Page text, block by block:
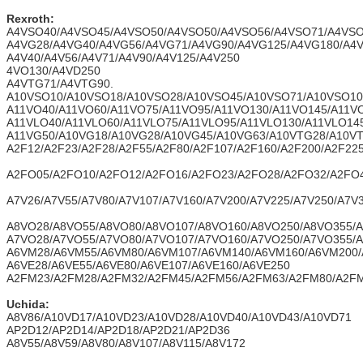
Rexroth:
A4VSO40/A4VSO45/A4VSO50/A4VSO50/A4VSO56/A4VSO71/
A4VG28/A4VG40/A4VG56/A4VG71/A4VG90/A4VG125/A4VG180/
A4V40/A4V56/A4V71/A4V90/A4V125/A4V250
4VO130/A4VD250
A4VTG71/A4VTG90.
A10VSO10/A10VSO18/A10VSO28/A10VSO45/A10VSO71/
A11VO40/A11VO60/A11VO75/A11VO95/A11VO130/A11VO145/
A11VLO40/A11VLO60/A11VLO75/A11VLO95/A11VLO130/
A11VG50/A10VG18/A10VG28/A10VG45/A10VG63/A10VTG28/
A2F12/A2F23/A2F28/A2F55/A2F80/A2F107/A2F160/A2F200/
A2FO05/A2FO10/A2FO12/A2FO16/A2FO23/A2FO28/A2FO32/
A7V26/A7V55/A7V80/A7V107/A7V160/A7V200/A7V225/A7V250/
A8VO28/A8VO55/A8VO80/A8VO107/A8VO160/A8VO250/A8VO355/
A7VO28/A7VO55/A7VO80/A7VO107/A7VO160/A7VO250/A7VO355/
A6VM28/A6VM55/A6VM80/A6VM107/A6VM140/A6VM160/
A6VE28/A6VE55/A6VE80/A6VE107/A6VE160/A6VE250
A2FM23/A2FM28/A2FM32/A2FM45/A2FM56/A2FM63/A2FM80/
Uchida:
A8V86/A10VD17/A10VD23/A10VD28/A10VD40/A10VD43/A10VD71
AP2D12/AP2D14/AP2D18/AP2D21/AP2D36
A8V55/A8V59/A8V80/A8V107/A8V115/A8V172